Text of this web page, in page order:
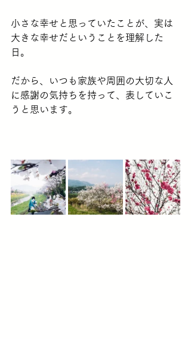
小さな幸せと思っていたことが、実は
大きな幸せだということを理解した
日。
だから、いつも家族や周囲の大切な人
に感謝の気持ちを持って、表していこ
うと思います。